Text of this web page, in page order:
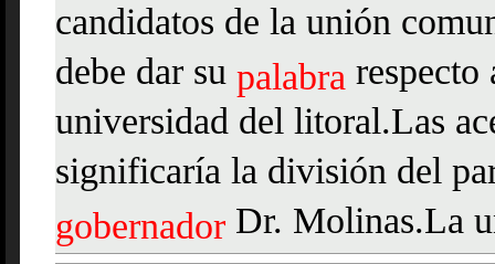
candidatos de la unión
debe dar su palabra respecto
universidad del litoral.Las
significaría la división del
gobernador Dr. Molinas.La